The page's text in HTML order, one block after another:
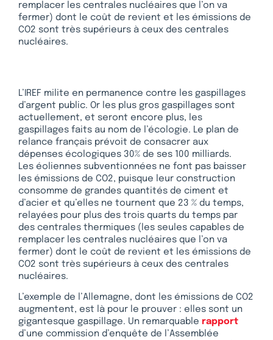
remplacer les centrales nucléaires que l’on va
fermer) dont le coût de revient et les émissions de
CO2 sont très supérieurs à ceux des centrales
nucléaires.
L’IREF milite en permanence contre les gaspillages
d’argent public. Or les plus gros gaspillages sont
actuellement, et seront encore plus, les
gaspillages faits au nom de l’écologie. Le plan de
relance français prévoit de consacrer aux
dépenses écologiques 30% de ses 100 milliards.
Les éoliennes subventionnées ne font pas baisser
les émissions de CO2, puisque leur construction
consomme de grandes quantités de ciment et
d’acier et qu’elles ne tournent que 23 % du temps,
relayées pour plus des trois quarts du temps par
des centrales thermiques (les seules capables de
remplacer les centrales nucléaires que l’on va
fermer) dont le coût de revient et les émissions de
CO2 sont très supérieurs à ceux des centrales
nucléaires.
L’exemple de l’Allemagne, dont les émissions de CO2
augmentent, est là pour le prouver : elles sont un
gigantesque gaspillage. Un remarquable rapport
d’une commission d’enquête de l’Assemblée